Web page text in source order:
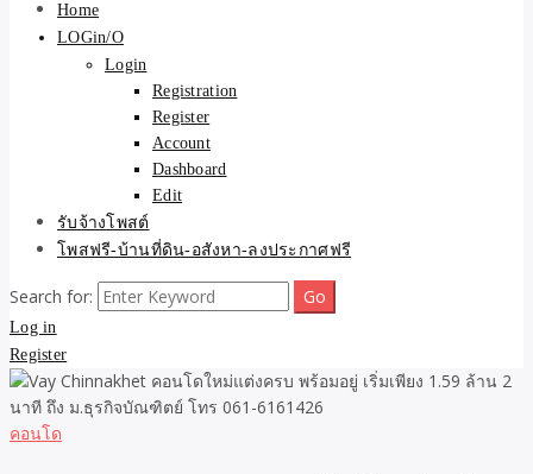
Home
LOGin/O
Login
Registration
Register
Account
Dashboard
Edit
รับจ้างโพสต์
โพสฟรี-บ้านที่ดิน-อสังหา-ลงประกาศฟรี
Search for:
Log in
Register
คอนโด